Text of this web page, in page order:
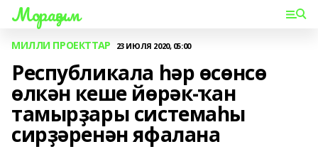
Мораҙым
МИЛЛИ ПРОЕКТТАР 23 ИЮЛЯ 2020, 05:00
Республикала һәр өсөнсө
өлкән кеше йөрәк-ҡан
тамырҙары системаһы
сирҙәренән яфалана